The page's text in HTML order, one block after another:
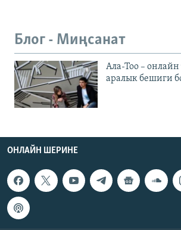
Блог - Миңсанат
Ала-Тоо –
аралык бешиги
ОНЛАЙН ШЕРИНЕ